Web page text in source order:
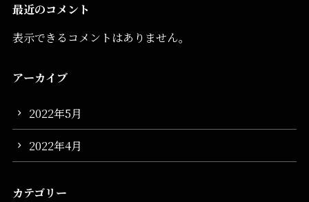
最近のコメント
表示できるコメントはありません。
アーカイブ
2022年5月
2022年4月
カテゴリー